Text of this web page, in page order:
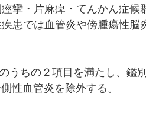
攣・片麻痺・てんかん症候
患では血管炎や傍腫瘍性脳
うちの２項目を満たし、鑑
性血管炎を除外する。